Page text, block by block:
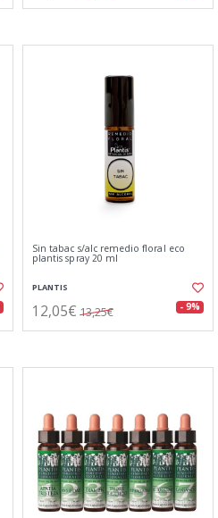
Sin tabac s/alc remedio floral eco
plantis spray 20 ml
PLANTIS
12,05€ 13,25€ - 9%